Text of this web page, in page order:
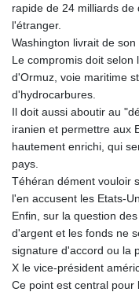
rapide de 24 milliards
l'étranger.
Washington livrait de
Le compromis doit
d'Ormuz, voie maritime
d'hydrocarbures.
Il doit aussi aboutir au
iranien et permettre aux
hautement enrichi, qui
pays.
Téhéran dément vouloir
l'en accusent les Etats-
Enfin, sur la question
d'argent et les fonds ne
signature d'accord ou la
X le vice-président
Ce point est central